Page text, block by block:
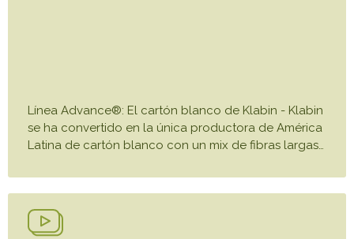
Línea Advance®: El cartón blanco de Klabin - Klabin
se ha convertido en la única productora de América
Latina de cartón blanco con un mix de fibras largas…